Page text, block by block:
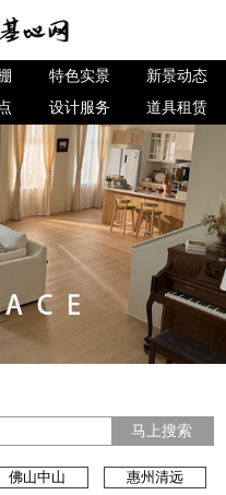
特色实景
新景动态
设计服务 道具租赁
马上搜索
佛山中山
惠州清远